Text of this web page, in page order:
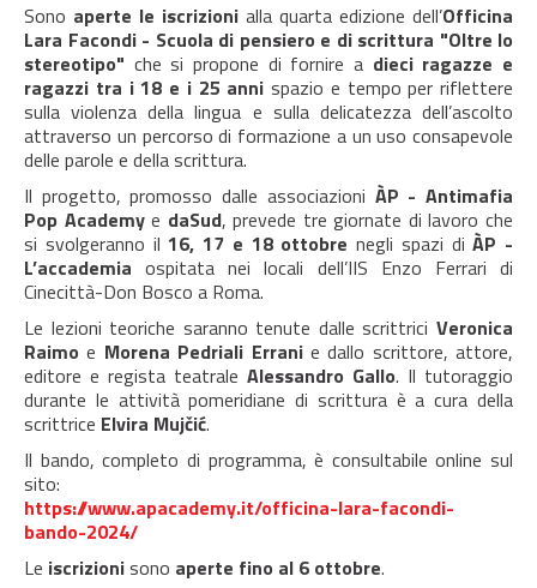
Sono aperte le iscrizioni alla quarta edizione dell’Officina
Lara Facondi - Scuola di pensiero e di scrittura "Oltre lo
stereotipo" che si propone di fornire a dieci ragazze e
ragazzi tra i 18 e i 25 anni spazio e tempo per riflettere
sulla violenza della lingua e sulla delicatezza dell’ascolto
attraverso un percorso di formazione a un uso consapevole
delle parole e della scrittura.
Il progetto, promosso dalle associazioni ÀP - Antimafia
Pop Academye daSud, prevede tre giornate di lavoro che
si svolgeranno il 16, 17 e 18 ottobre negli spazi diÀP -
L’accademia ospitata nei locali dell’IIS Enzo Ferrari di
Cinecittà-Don Bosco a Roma.
Le lezioni teoriche saranno tenute dalle scrittrici Veronica
Raimo e Morena Pedriali Erranie dallo scrittore, attore,
editore e regista teatrale Alessandro Gallo. Il tutoraggio
durante le attività pomeridiane di scrittura è a cura della
scrittrice Elvira Mujčić.
Il bando, completo di programma, è consultabile online sul
sito:
https://www.apacademy.it/officina-lara-facondi-
bando-2024/
Le iscrizionisono aperte fino al 6 ottobre.